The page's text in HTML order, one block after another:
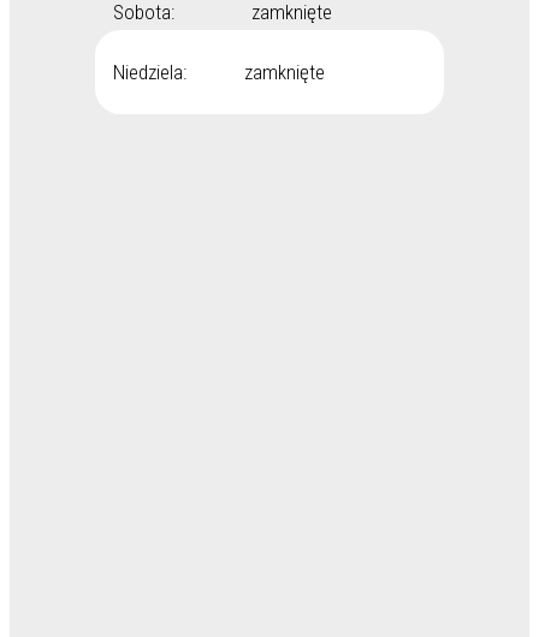
Sobota: zamknięte
Niedziela: zamknięte